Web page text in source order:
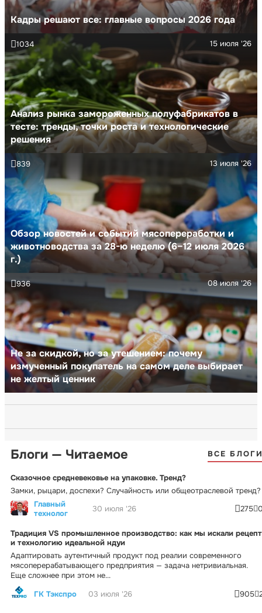
Кадры решают все: главные вопросы 2026 года
Анализ рынка замороженных полуфабрикатов в
тесте: тренды, точки роста и технологические
решения
15 июля '26
1034
Обзор новостей и событий мясопереработки и
животноводства за 28-ю неделю (6–12 июля 2026
г.)
13 июля '26
839
Не за скидкой, но за утешением: почему
измученный покупатель на самом деле выбирает
не желтый ценник
08 июля '26
936
Блоги — Читаемое ВСЕ
Сказочное средневековье на упаковке. Тренд?
Замки, рыцари, доспехи? Случайность или общеотраслевой тренд?
Главный
технолог
30 июля '26 275
Традиция VS промышленное производство: как мы искали рецепт
и технологию идеальной ндуи
Адаптировать аутентичный продукт под реалии современного
мясоперерабатывающего предприятия — задача нетривиальная.
Еще сложнее при этом не...
ГК Тэкспро
03 июля '26 905